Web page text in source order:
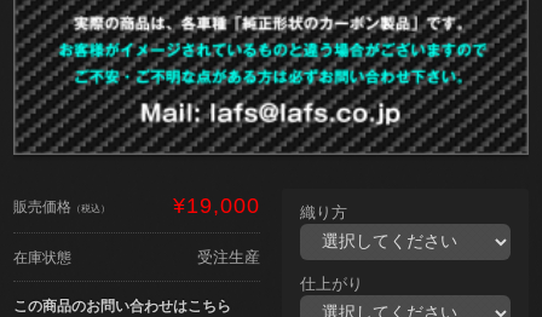
販売価格 （税込） ¥19,000
在庫状態 受注生産
この商品のお問い合わせはこちら
織り方
仕上がり